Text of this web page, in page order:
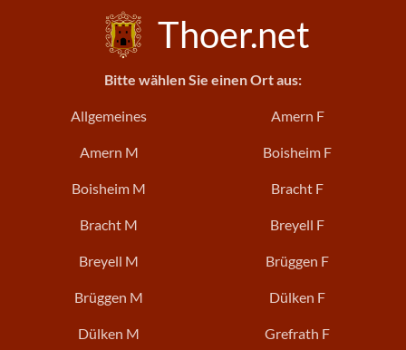
Thoer.net
Bitte wählen Sie einen Ort aus:
Allgemeines Amern F
Amern M Boisheim F
Boisheim M Bracht F
Bracht M Breyell F
Breyell M Brüggen F
Brüggen M Dülken F
Dülken M Grefrath F